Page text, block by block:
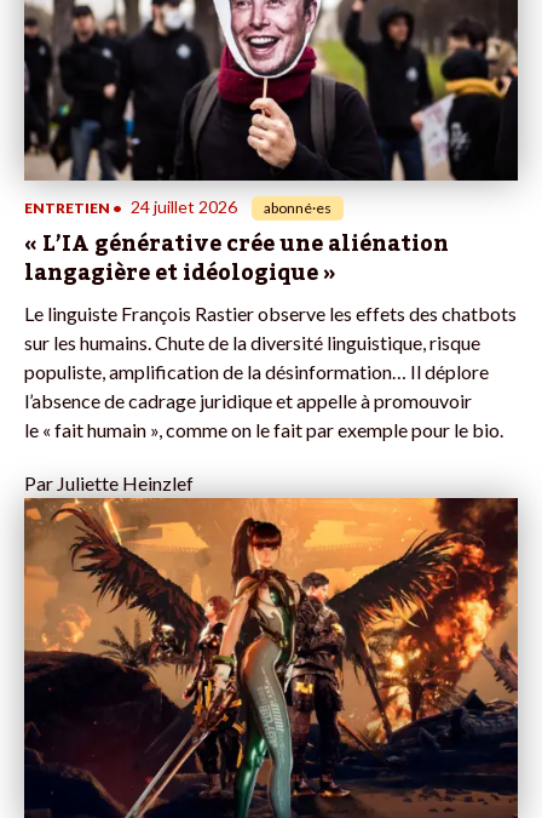
ENTRETIEN • 24 juillet 2026 abonné·es
« L’IA générative crée une aliénation
langagière et idéologique »
Le linguiste François Rastier observe les effets des chatbots
sur les humains. Chute de la diversité linguistique, risque
populiste, amplification de la désinformation… Il déplore
l’absence de cadrage juridique et appelle à promouvoir
le « fait humain », comme on le fait par exemple pour le bio.
ParJuliette Heinzlef